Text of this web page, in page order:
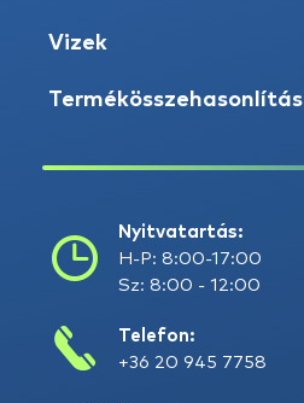
Vizek
Termékösszehasonlítás
Nyitvatartás:
H-P: 8:00-17:00
Sz: 8:00 - 12:00
Telefon:
+36 20 945 7758